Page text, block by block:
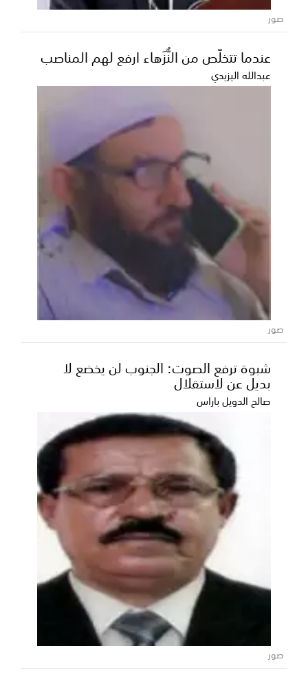
صور
عندما تتخلّص من النُّزَهاء ارفع لهم المناصب
عبدالله اليزيدي
صور
شبوة ترفع الصوت: الجنوب لن يخضع لا
بديل عن لاستقلال
صالح الدويل باراس
صور